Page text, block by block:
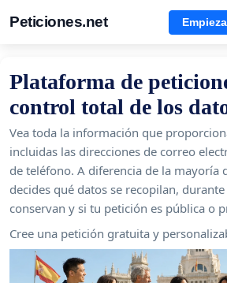
Peticiones.net
Plataforma de
control total de los
Vea toda la información que
incluidas las direcciones de correo
de teléfono. A diferencia de la mayoría
decides qué datos se recopilan,
conservan y si tu petición es pública o
Cree una petición gratuita y